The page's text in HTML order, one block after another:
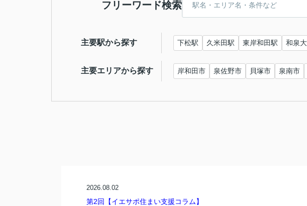
フリーワード検索
主要駅から探す 下松駅 久米田駅 東岸和田駅 和泉
主要エリアから探す 岸和田市 泉佐野市 貝塚市 泉南市
2026.08.02
第2回【イエサポ住まい支援コラム】